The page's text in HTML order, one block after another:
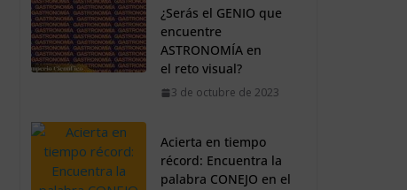
el reto visual?
3 de octubre de 2023
Acierta en tiempo
récord: Encuentra la
acertijo
2 de octubre de 2023